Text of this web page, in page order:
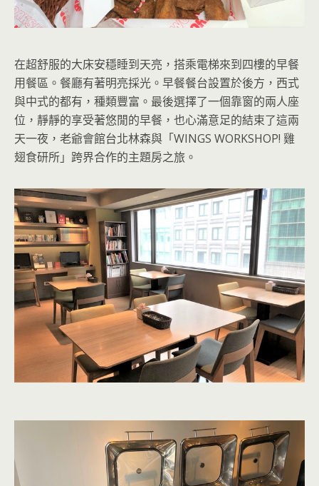
在超舒服的大床安穩睡到天亮，搭乘電梯來到四樓的早餐
用餐區。餐廳有著明亮採光。早餐餐台設置於後方，西式
與中式的都有，種類豐富。最後選擇了一個靠窗的兩人座
位，靜靜的享受著悠閒的早餐，也心滿意足的結束了這兩
天一夜，老爺會館台北林森與「WINGS WORKSHOP! 雞
翅食研所」跨界合作的主題房之旅。